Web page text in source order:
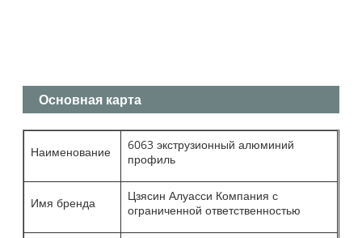
Основная карта
Наименование
6063 экструзионный алюминий
профиль
Имя бренда
Цзясин Алуасси Компания с
ограниченной ответственностью